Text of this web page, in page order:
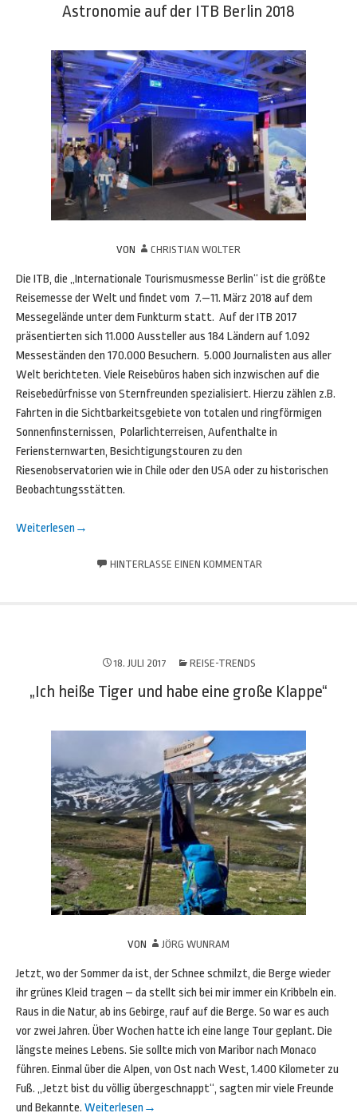
Astronomie auf der ITB Berlin 2018
VON CHRISTIAN WOLTER
Die ITB, die „Internationale Tourismusmesse Berlin“ ist die größte
Reisemesse der Welt und findet vom 7.—11. März 2018 auf dem
Messegelände unter dem Funkturm statt. Auf der ITB 2017
präsentierten sich 11.000 Aussteller aus 184 Ländern auf 1.092
Messeständen den 170.000 Besuchern. 5.000 Journalisten aus aller
Welt berichteten. Viele Reisebüros haben sich inzwischen auf die
Reisebedürfnisse von Sternfreunden spezialisiert. Hierzu zählen z.B.
Fahrten in die Sichtbarkeitsgebiete von totalen und ringförmigen
Sonnenfinsternissen, Polarlichterreisen, Aufenthalte in
Feriensternwarten, Besichtigungstouren zu den
Riesenobservatorien wie in Chile oder den USA oder zu historischen
Beobachtungsstätten.
Weiterlesen →
HINTERLASSE EINEN KOMMENTAR
18. JULI 2017 REISE-TRENDS
„Ich heiße Tiger und habe eine große Klappe“
VON JÖRG WUNRAM
Jetzt, wo der Sommer da ist, der Schnee schmilzt, die Berge wieder
ihr grünes Kleid tragen – da stellt sich bei mir immer ein Kribbeln ein.
Raus in die Natur, ab ins Gebirge, rauf auf die Berge. So war es auch
vor zwei Jahren. Über Wochen hatte ich eine lange Tour geplant. Die
längste meines Lebens. Sie sollte mich von Maribor nach Monaco
führen. Einmal über die Alpen, von Ost nach West, 1.400 Kilometer zu
Fuß. „Jetzt bist du völlig übergeschnappt“, sagten mir viele Freunde
und Bekannte. Weiterlesen →